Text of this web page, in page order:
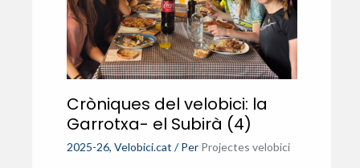
Cròniques del velobici: la
Garrotxa- el Subirà (4)
2025-26, Velobici.cat / Per Projectes velobici